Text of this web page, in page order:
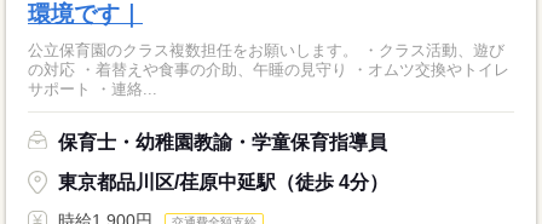
環境です｜
公立保育園のクラス複数担任をお願いします。 ・クラス活動、遊び
の対応 ・着替えや食事の介助、午睡の見守り ・オムツ交換やトイレ
サポート ・連絡...
保育士・幼稚園教諭・学童保育指導員
東京都品川区/荏原中延駅（徒歩 4分）